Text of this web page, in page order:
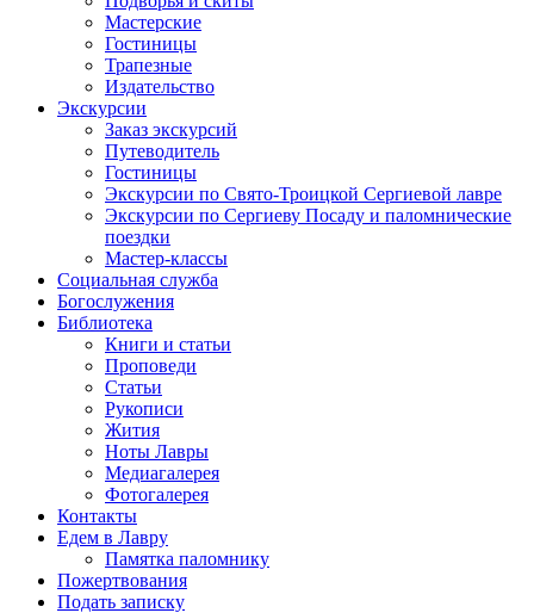
Мастерские
Гостиницы
Трапезные
Издательство
Экскурсии
Заказ экскурсий
Путеводитель
Гостиницы
Экскурсии по Свято-Троицкой Сергиевой лавре
Экскурсии по Сергиеву Посаду и паломнические
поездки
Мастер-классы
Социальная служба
Богослужения
Библиотека
Книги и статьи
Проповеди
Статьи
Рукописи
Жития
Ноты Лавры
Медиагалерея
Фотогалерея
Контакты
Едем в Лавру
Памятка паломнику
Пожертвования
Подать записку